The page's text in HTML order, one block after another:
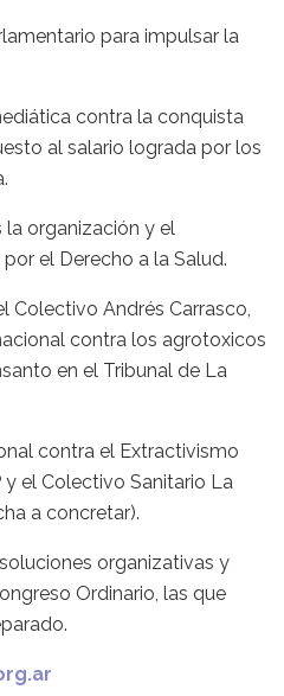
para impulsar la
contra la conquista
al salario lograda por los
la organización y el
el Derecho a la Salud.
Colectivo Andrés Carrasco,
contra los agrotoxicos
en el Tribunal de La
contra el Extractivismo
el Colectivo Sanitario La
a concretar).
organizativas y
Ordinario, las que